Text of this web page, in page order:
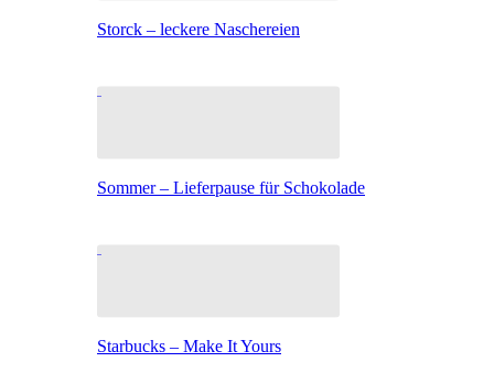
Storck – leckere Naschereien
Sommer – Lieferpause für Schokolade
Starbucks – Make It Yours